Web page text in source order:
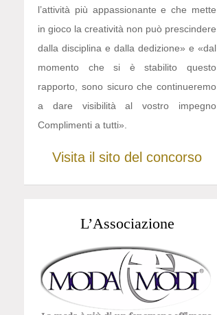
l’attività più appassionante e che mette
in gioco la creatività non può prescindere
dalla disciplina e dalla dedizione» e «dal
momento che si è stabilito questo
rapporto, sono sicuro che continueremo
a dare visibilità al vostro impegno
Complimenti a tutti».
Visita il sito del concorso
L’Associazione